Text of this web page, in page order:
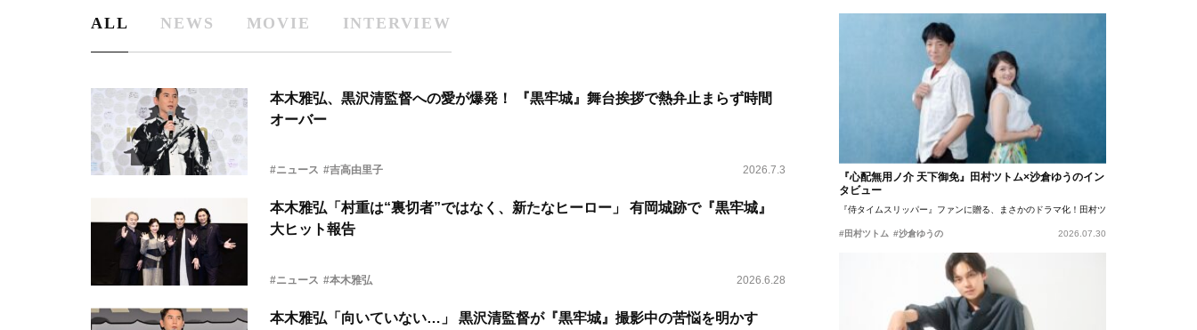
ALL NEWS MOVIE INTERVIEW
本木雅弘、黒沢清監督への愛が爆発！ 『黒牢城』舞台挨拶で熱弁止まらず時間
オーバー
#ニュース #吉高由里子 2026.7.3
本木雅弘「村重は“裏切者”ではなく、新たなヒーロー」 有岡城跡で『黒牢城』
大ヒット報告
#ニュース #本木雅弘 2026.6.28
本木雅弘「向いていない…」 黒沢清監督が『黒牢城』撮影中の苦悩を明かす
『心配無用ノ介 天下御免』田村ツトム×沙倉ゆうのイン
タビュー
『侍タイムスリッパー』ファンに贈る、まさかのドラマ化！田村ツトム×沙倉ゆうのが語
#田村ツトム #沙倉ゆうの 2026.07.30